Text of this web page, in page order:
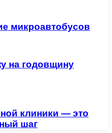
микроавтобусов
на годовщину
клиники — это
шаг